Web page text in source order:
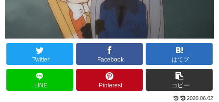
Twitter Facebook はてブ
LINE Pinterest コピー
2020.06.02